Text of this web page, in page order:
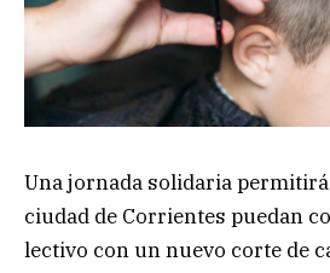
Una jornada solidaria
ciudad de Corrientes puedan
lectivo con un nuevo corte de